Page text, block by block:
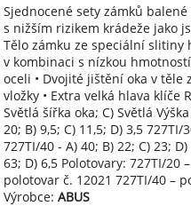
Sjednocené sety zámků
s nižším rizikem krádeže jako
Tělo zámku ze speciální slitiny
v kombinaci s nízkou
oceli • Dvojité jištění oka v těle
vložky • Extra velká hlava klíče
Světlá šířka oka; C) Světlá
20; B) 9,5; C) 11,5; D) 3,5 727TI/
727TI/40 - A) 40; B) 22; C) 23;
63; D) 6,5 Polotovary: 727TI/20
polotovar č. 12021 727TI/40
Výrobce:ABUS